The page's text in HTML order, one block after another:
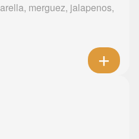
merguez, jalapenos,